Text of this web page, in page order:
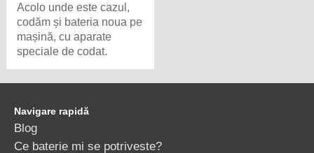
Acolo unde este cazul,
codăm și bateria noua pe
mașină, cu aparate
speciale de codat.
Navigare rapidă
Blog
Ce baterie mi se potriveste?